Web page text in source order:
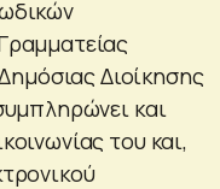
Διοίκησης
και
του και,